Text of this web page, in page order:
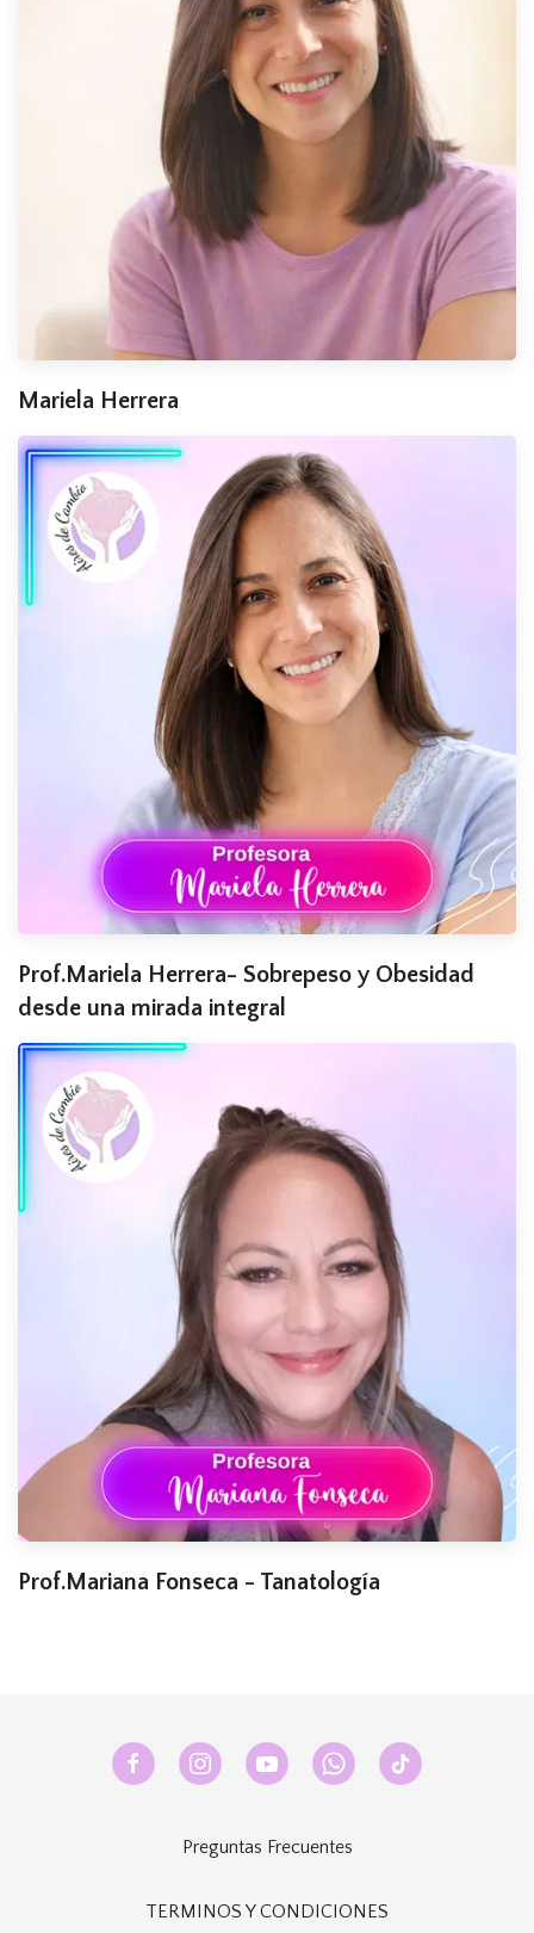
Mariela Herrera
Prof.Mariela Herrera- Sobrepeso y Obesidad
desde una mirada integral
Prof.Mariana Fonseca - Tanatología
Preguntas Frecuentes
TERMINOS Y CONDICIONES